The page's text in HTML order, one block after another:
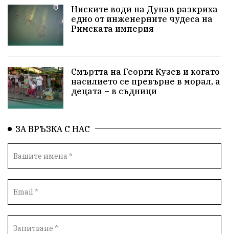
ПравоваДържава Варна Родителство
Сигурност Разследване Великобритания
ОколнаСреда Надежда Еврофондове
СоциалнаПолитика Корупция
Космос ВоднаКриза Вода Мир
Безопастност Катастрофа демокрация
БъдещевБългария
Медицина Пожари КултурноНаследство
Ниските води на Дунав разкриха
едно от инженерните чудеса на
Римската империя
Смъртта на Георги Кузев и когато
насилието се превърне в морал, а
децата – в съдници
ЗА ВРЪЗКА С НАС